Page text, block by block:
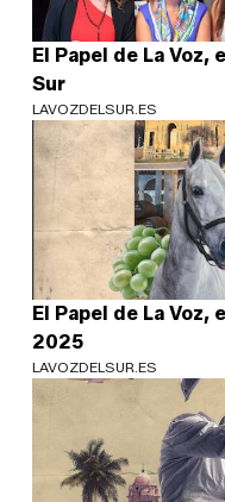
El Papel de La Voz,
Sur
LAVOZDELSUR.ES
El Papel de La
2025
LAVOZDELSUR.ES